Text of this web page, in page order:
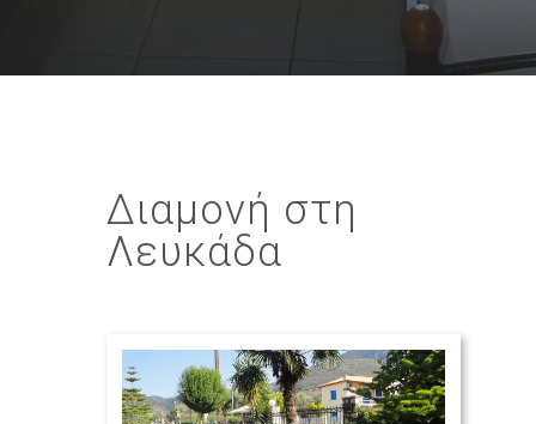
Διαμονή στη
Λευκάδα